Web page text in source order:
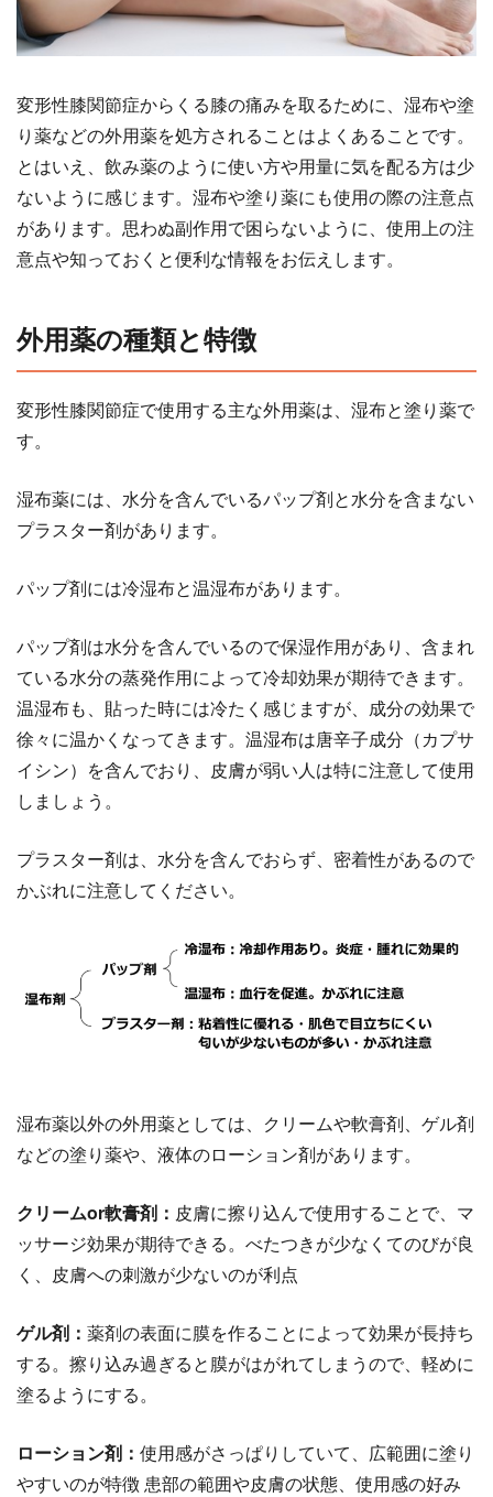
変形性膝関節症からくる膝の痛みを取るために、湿布や塗
り薬などの外用薬を処方されることはよくあることです。
とはいえ、飲み薬のように使い方や用量に気を配る方は少
ないように感じます。湿布や塗り薬にも使用の際の注意点
があります。思わぬ副作用で困らないように、使用上の注
意点や知っておくと便利な情報をお伝えします。
外用薬の種類と特徴
変形性膝関節症で使用する主な外用薬は、湿布と塗り薬で
す。
湿布薬には、水分を含んでいるパップ剤と水分を含まない
プラスター剤があります。
パップ剤には冷湿布と温湿布があります。
パップ剤は水分を含んでいるので保湿作用があり、含まれ
ている水分の蒸発作用によって冷却効果が期待できます。
温湿布も、貼った時には冷たく感じますが、成分の効果で
徐々に温かくなってきます。温湿布は唐辛子成分（カプサ
イシン）を含んでおり、皮膚が弱い人は特に注意して使用
しましょう。
プラスター剤は、水分を含んでおらず、密着性があるので
かぶれに注意してください。
湿布薬以外の外用薬としては、クリームや軟膏剤、ゲル剤
などの塗り薬や、液体のローション剤があります。
クリームor軟膏剤： 皮膚に擦り込んで使用することで、マ
ッサージ効果が期待できる。べたつきが少なくてのびが良
く、皮膚への刺激が少ないのが利点
ゲル剤： 薬剤の表面に膜を作ることによって効果が長持ち
する。擦り込み過ぎると膜がはがれてしまうので、軽めに
塗るようにする。
ローション剤： 使用感がさっぱりしていて、広範囲に塗り
やすいのが特徴 患部の範囲や皮膚の状態、使用感の好み